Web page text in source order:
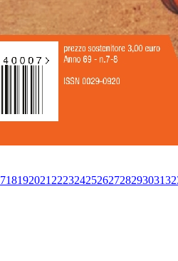
18192021 2223242526272829303132